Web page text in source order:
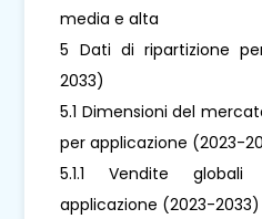
media e alta
5 Dati di ripartizione
2033)
5.1 Dimensioni del
per applicazione (2023-
5.1.1 Vendite
applicazione (2023-2033)